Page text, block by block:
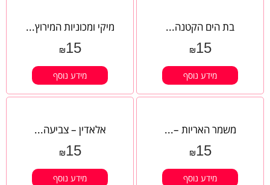
בת הים הקטנה...
₪15
מידע נוסף
מיקי ומכוניות המירוץ...
₪15
מידע נוסף
משמר האריות –...
₪15
מידע נוסף
אלאדין – צביעה...
₪15
מידע נוסף